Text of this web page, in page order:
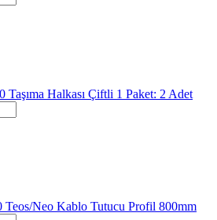
Taşıma Halkası Çiftli 1 Paket: 2 Adet
Teos/Neo Kablo Tutucu Profil 800mm